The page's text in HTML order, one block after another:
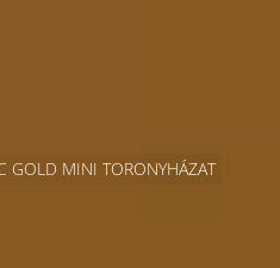
GOLD MINI TORONYHÁZAT